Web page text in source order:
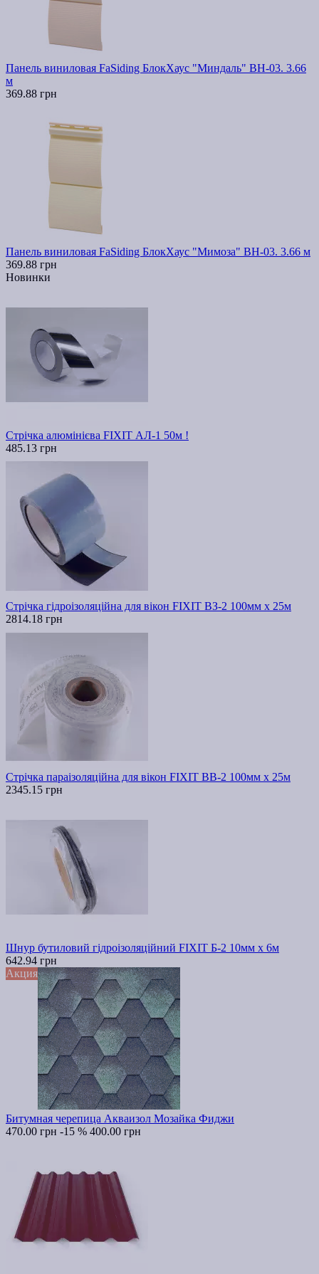
Панель виниловая FaSiding БлокХаус "Миндаль" ВН-03. 3.66
м
369.88 грн
Панель виниловая FaSiding БлокХаус "Мимоза" ВН-03. 3.66 м
369.88 грн
Новинки
Стрічка алюмінієва FIXIT АЛ-1 50м !
485.13 грн
Стрічка гідроізоляційна для вікон FIXIT ВЗ-2 100мм х 25м
2814.18 грн
Стрічка параізоляційна для вікон FIXIT ВВ-2 100мм х 25м
2345.15 грн
Шнур бутиловий гідроізоляційний FIXIT Б-2 10мм х 6м
642.94 грн
Акция
Битумная черепица Акваизол Мозайка Фиджи
470.00 грн -15 % 400.00 грн